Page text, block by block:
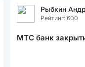
Рыбкин
Рейтинг: 600
МТС банк